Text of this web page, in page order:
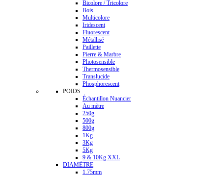
Bicolore / Tricolore
Bois
Multicolore
Iridescent
Fluorescent
Métallisé
Paillette
Pierre & Marbre
Photosensible
Thermosensible
Translucide
Phosphorescent
POIDS
Échantillon Nuancier
Au mètre
250g
500g
800g
1Kg
3Kg
5Kg
9 & 10Kg XXL
DIAMÈTRE
1.75mm